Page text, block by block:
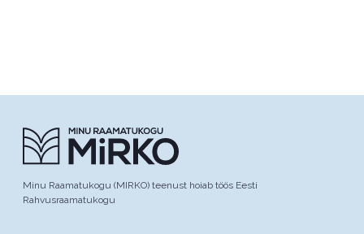
Minu Raamatukogu (MIRKO) teenust hoiab töös Eesti
Rahvusraamatukogu